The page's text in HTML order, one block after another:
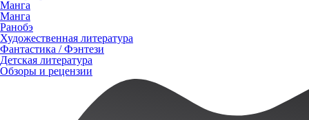
Манга
Манга
Ранобэ
Художественная литература
Фантастика / Фэнтези
Детская литература
Обзоры и рецензии